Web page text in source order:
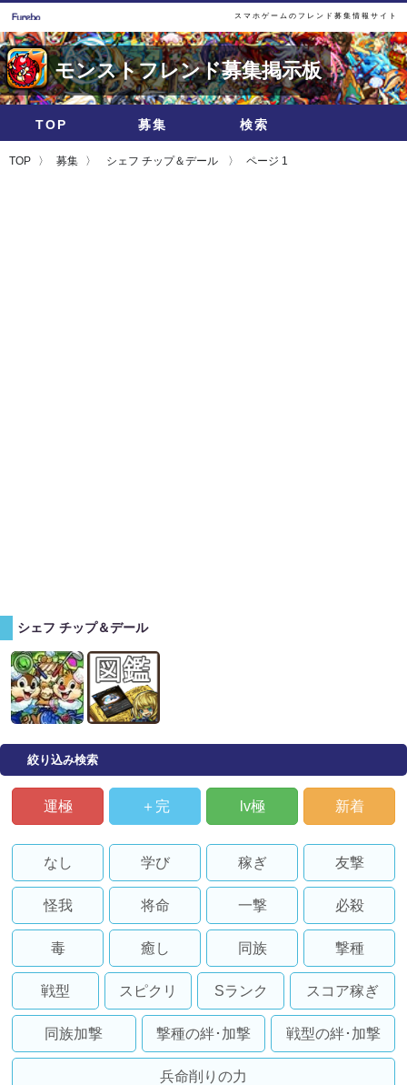
スマホゲームのフレンド募集情報サイト
モンストフレンド募集掲示板
TOP 募集 検索
TOP 募集 シェフ チップ＆デール ページ 1
シェフ チップ＆デール
絞り込み検索
運極 ＋完 lv極 新着
なし 学び 稼ぎ 友撃
怪我 将命 一撃 必殺
毒 癒し 同族 撃種
戦型 スピクリ Sランク スコア稼ぎ
同族加撃 撃種の絆･加撃 戦型の絆･加撃
兵命削りの力